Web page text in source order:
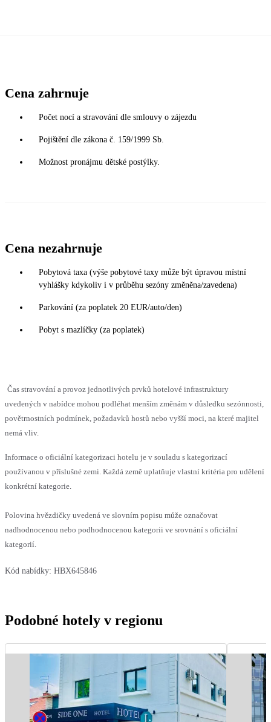
Cena zahrnuje
Počet nocí a stravování dle smlouvy o zájezdu
Pojištění dle zákona č. 159/1999 Sb.
Možnost pronájmu dětské postýlky.
Cena nezahrnuje
Pobytová taxa (výše pobytové taxy může být úpravou místní
vyhlášky kdykoliv i v průběhu sezóny změněna/zavedena)
Parkování (za poplatek 20 EUR/auto/den)
Pobyt s mazlíčky (za poplatek)
Čas stravování a provoz jednotlivých prvků hotelové infrastruktury
uvedených v nabídce mohou podléhat menším změnám v důsledku sezónnosti,
povětrnostních podmínek, požadavků hostů nebo vyšší moci, na které majitel
nemá vliv.
Informace o oficiální kategorizaci hotelu je v souladu s kategorizací
používanou v příslušné zemi. Každá země uplatňuje vlastní kritéria pro udělení
konkrétní kategorie.
Polovina hvězdičky uvedená ve slovním popisu může označovat
nadhodnocenou nebo podhodnocenou kategorii ve srovnání s oficiální
kategorií.
Kód nabídky: HBX645846
Podobné hotely v regionu